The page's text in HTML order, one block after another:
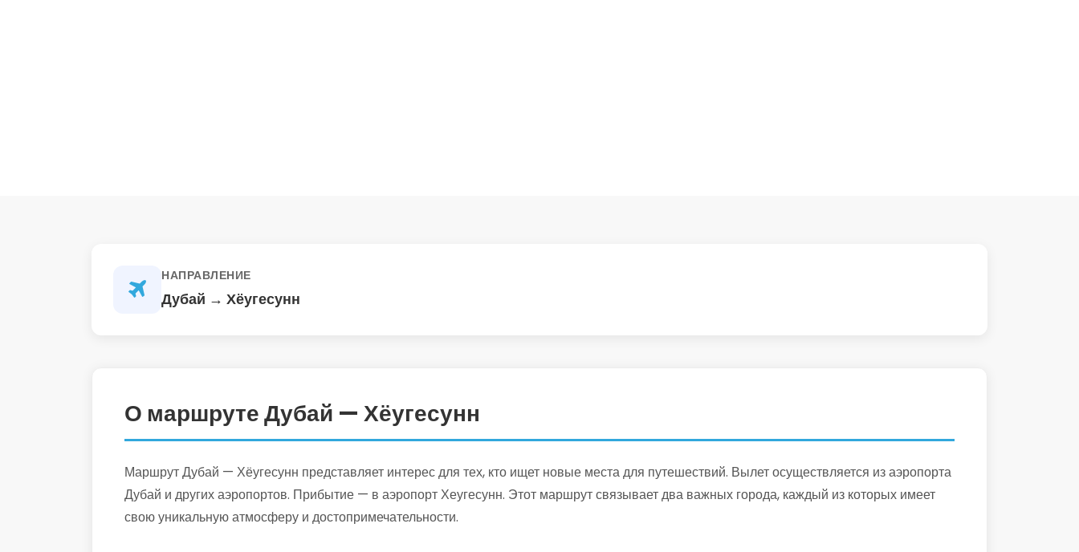
НАПРАВЛЕНИЕ
Дубай → Хёугесунн
О маршруте Дубай — Хёугесунн
Маршрут Дубай — Хёугесунн представляет интерес для тех, кто ищет новые места для путешествий. Вылет осуществляется из аэропорта
Дубай и других аэропортов. Прибытие — в аэропорт Хеугесунн. Этот маршрут связывает два важных города, каждый из которых имеет
свою уникальную атмосферу и достопримечательности.